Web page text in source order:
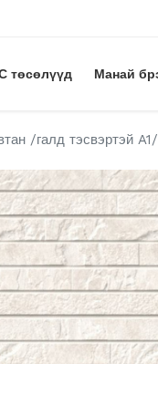
төсөлүүд Манай
/галд тэсвэртэй